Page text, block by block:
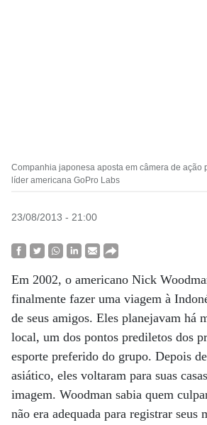
Companhia japonesa aposta em câmera de ação
líder americana GoPro Labs
23/08/2013 - 21:00
Em 2002, o americano Nick
finalmente fazer uma viagem à
de seus amigos. Eles planejavam há
local, um dos pontos prediletos dos
esporte preferido do grupo. Depois
asiático, eles voltaram para suas
imagem. Woodman sabia quem
não era adequada para registrar seus